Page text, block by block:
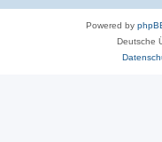
Powered by
Deutsche